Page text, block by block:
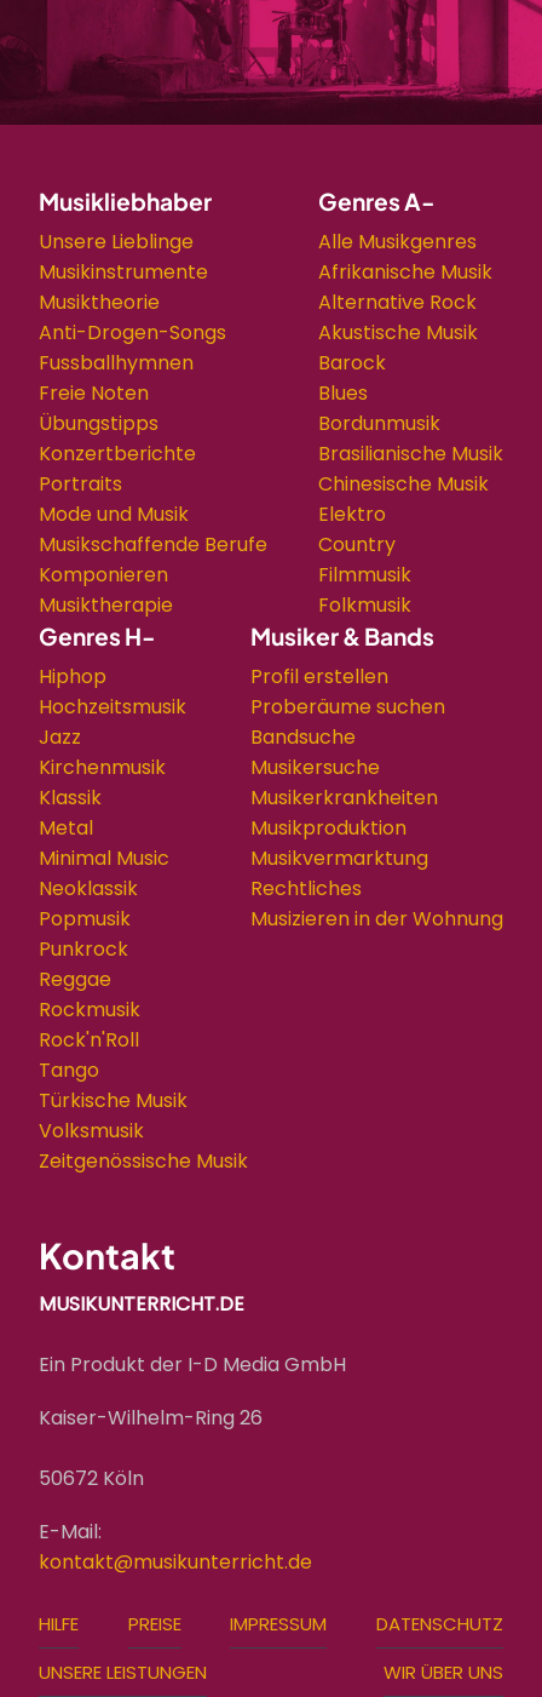
Musikliebhaber
Unsere Lieblinge
Musikinstrumente
Musiktheorie
Anti-Drogen-Songs
Fussballhymnen
Freie Noten
Übungstipps
Konzertberichte
Portraits
Mode und Musik
Musikschaffende Berufe
Komponieren
Musiktherapie
Genres A-
Alle Musikgenres
Afrikanische Musik
Alternative Rock
Akustische Musik
Barock
Blues
Bordunmusik
Brasilianische Musik
Chinesische Musik
Elektro
Country
Filmmusik
Folkmusik
Genres H-
Hiphop
Hochzeitsmusik
Jazz
Kirchenmusik
Klassik
Metal
Minimal Music
Neoklassik
Popmusik
Punkrock
Reggae
Rockmusik
Rock'n'Roll
Tango
Türkische Musik
Volksmusik
Zeitgenössische Musik
Musiker & Bands
Profil erstellen
Proberäume suchen
Bandsuche
Musikersuche
Musikerkrankheiten
Musikproduktion
Musikvermarktung
Rechtliches
Musizieren in der Wohnung
Kontakt
MUSIKUNTERRICHT.DE
Ein Produkt der I-D Media GmbH
Kaiser-Wilhelm-Ring 26
50672 Köln
E-Mail:
kontakt@musikunterricht.de
FOOTER
MENU
HILFE PREISE IMPRESSUM
DATENSCHUTZ
UNSERE LEISTUNGEN
WIR ÜBER UNS